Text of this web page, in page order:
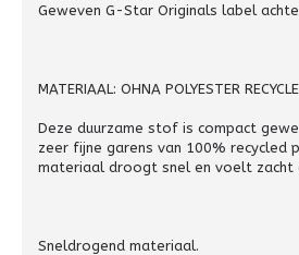
Geweven G-Star Originals label
MATERIAAL: OHNA POLYESTER
Deze duurzame stof is compact
zeer fijne garens van 100% recycled
materiaal droogt snel en voelt zacht
Sneldrogend materiaal.